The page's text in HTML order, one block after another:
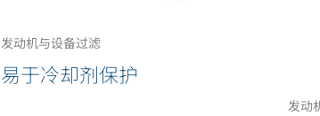
发动机与设备过滤
易于冷却剂保护
发动